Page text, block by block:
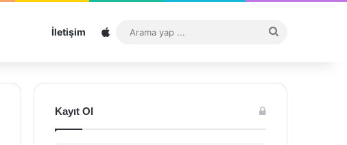
İletişim Sitemap
...
Kayıt Ol